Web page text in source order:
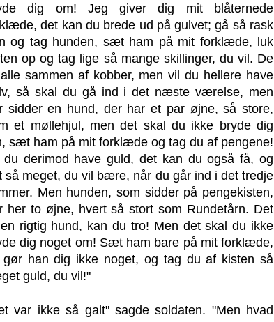
dig om! Jeg giver dig mit blåternede
det kan du brede ud på gulvet; gå så rask
og tag hunden, sæt ham på mit forklæde, luk
op og tag lige så mange skillinger, du vil. De
sammen af kobber, men vil du hellere have
så skal du gå ind i det næste værelse, men
sidder en hund, der har et par øjne, så store,
et møllehjul, men det skal du ikke bryde dig
sæt ham på mit forklæde og tag du af pengene!
du derimod have guld, det kan du også få, og
så meget, du vil bære, når du går ind i det tredje
Men hunden, som sidder på pengekisten,
her to øjne, hvert så stort som Rundetårn. Det
rigtig hund, kan du tro! Men det skal du ikke
dig noget om! Sæt ham bare på mit forklæde,
gør han dig ikke noget, og tag du af kisten så
guld, du vil!"
var ikke så galt" sagde soldaten. "Men hvad